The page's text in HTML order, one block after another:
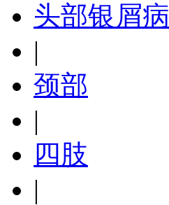
头部银屑病
|
颈部
|
四肢
|